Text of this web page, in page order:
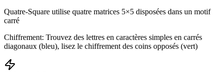
Quatre-Square utilise quatre matrices 5×5 disposées dans un motif
carré
Chiffrement: Trouvez des lettres en caractères simples en carrés
diagonaux (bleu), lisez le chiffrement des coins opposés (vert)